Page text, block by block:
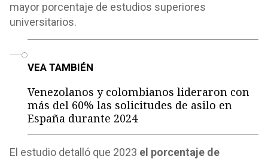
mayor porcentaje de estudios superiores
universitarios.
VEA TAMBIÉN
Venezolanos y colombianos lideraron con
más del 60% las solicitudes de asilo en
España durante 2024
El estudio detalló que 2023 el porcentaje de